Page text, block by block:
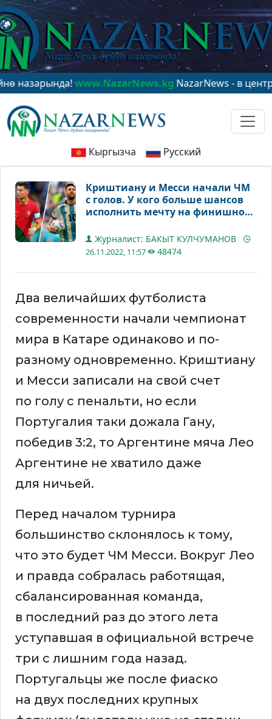
www.NazarNews.kgNazarNews - в центре
Кыргызча Русский
Криштиану и Месси начали ЧМ
с голов. У кого больше шансов
исполнить мечту на финишной
Журналист: БАКЫТ КУЛЧУМАНОВ
26.11.2022, 11:57 48474
Два величайших футболиста
современности начали чемпионат
мира в Катаре одинаково и по-
разному одновременно. Криштиану
и Месси записали на свой счет
по голу с пенальти, но если
Португалия таки дожала Гану,
победив 3:2, то Аргентине мяча Лео
Аргентине не хватило даже
для ничьей.
Перед началом турнира
большинство склонялось к тому,
что это будет ЧМ Месси. Вокруг Лео
и правда собралась работящая,
сбалансированная команда,
в последний раз до этого лета
уступавшая в официальной встрече
три с лишним года назад.
Португальцы же после фиаско
на двух последних крупных